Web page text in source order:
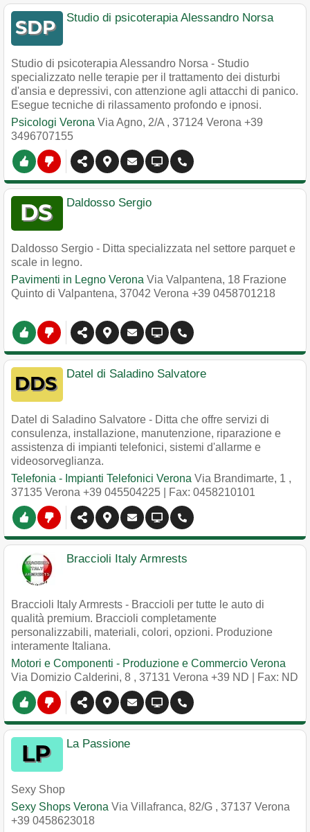
Studio di psicoterapia Alessandro Norsa
Studio di psicoterapia Alessandro Norsa - Studio
specializzato nelle terapie per il trattamento dei disturbi
d'ansia e depressivi, con attenzione agli attacchi di panico.
Esegue tecniche di rilassamento profondo e ipnosi.
Psicologi Verona Via Agno, 2/A , 37124 Verona +39
3496707155
Daldosso Sergio
Daldosso Sergio - Ditta specializzata nel settore parquet e
scale in legno.
Pavimenti in Legno Verona Via Valpantena, 18 Frazione
Quinto di Valpantena, 37042 Verona +39 0458701218
Datel di Saladino Salvatore
Datel di Saladino Salvatore - Ditta che offre servizi di
consulenza, installazione, manutenzione, riparazione e
assistenza di impianti telefonici, sistemi d'allarme e
videosorveglianza.
Telefonia - Impianti Telefonici Verona Via Brandimarte, 1 ,
37135 Verona +39 045504225 | Fax: 0458210101
Braccioli Italy Armrests
Braccioli Italy Armrests - Braccioli per tutte le auto di
qualità premium. Braccioli completamente
personalizzabili, materiali, colori, opzioni. Produzione
interamente Italiana.
Motori e Componenti - Produzione e Commercio Verona
Via Domizio Calderini, 8 , 37131 Verona +39 ND | Fax: ND
La Passione
Sexy Shop
Sexy Shops Verona Via Villafranca, 82/G , 37137 Verona
+39 0458623018